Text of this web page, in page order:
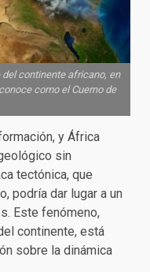
continente africano, en
como el Cuerno de
y África
sin
tectónica, que
podría dar lugar a un
Este fenómeno,
continente, está
sobre la dinámica